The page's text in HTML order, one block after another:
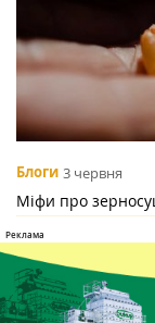
Блоги 3 червня
Міфи про